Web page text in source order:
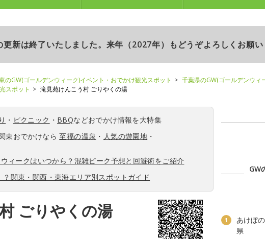
新は終了いたしました。来年（2027年）もどうぞよろしくお願い
のGW(ゴールデンウィーク)イベント・おでかけ観光スポット
千葉県のGW(ゴールデンウィ
スポット
滝見苑けんこう村 ごりやくの湯
・ ピクニック ・ BBQなどおでかけ情報を大特集
東おでかけなら至福の温泉 ・ 人気の遊園地 ・
ィークはいつから？混雑ピーク予想と回避術をご紹介
関東・関西・東海エリア別スポットガイド
ごりやくの湯
GW
1
あけぼ
県